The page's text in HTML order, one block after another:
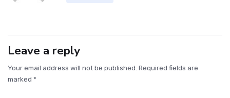
Leave a reply
Your email address will not be published. Required fields are
marked *